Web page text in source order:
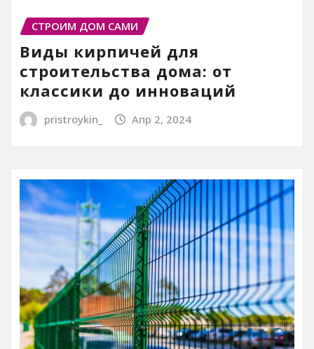
СТРОИМ ДОМ САМИ
Виды кирпичей для
строительства дома: от
классики до инноваций
pristroykin_ Апр 2, 2024